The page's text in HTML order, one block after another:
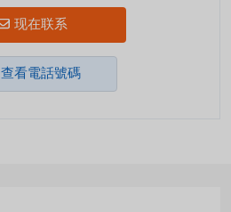
现在联系
查看電話號碼